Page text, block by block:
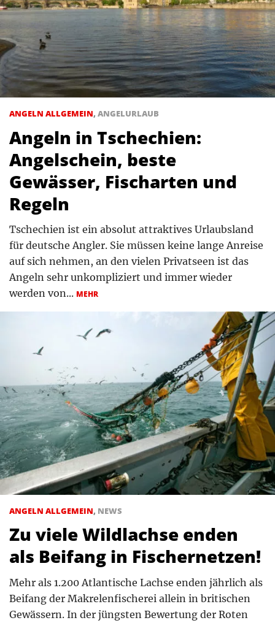
ANGELN ALLGEMEIN, ANGELURLAUB
Angeln in Tschechien:
Angelschein, beste
Gewässer, Fischarten und
Regeln
Tschechien ist ein absolut attraktives Urlaubsland
für deutsche Angler. Sie müssen keine lange Anreise
auf sich nehmen, an den vielen Privatseen ist das
Angeln sehr unkompliziert und immer wieder
werden von... MEHR
ANGELN ALLGEMEIN, NEWS
Zu viele Wildlachse enden
als Beifang in Fischernetzen!
Mehr als 1.200 Atlantische Lachse enden jährlich als
Beifang der Makrelenfischerei allein in britischen
Gewässern. In der jüngsten Bewertung der Roten